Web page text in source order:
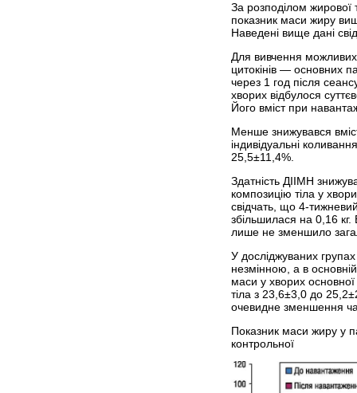
За розподілом жирової
показник маси жиру
Наведені вище дані
Для вивчення можливих
цитокінів — основних
через 1 год після
хворих відбулося
Його вміст при
Менше знижувався
індивідуальні
25,5±11,4%.
Здатність ДІІМН
композицію тіла у
свідчать, що 4-
збільшилася на 0,16
лише не зменшило
У досліджуваних
незмінною, а в
маси у хворих
тіла з 23,6±3,0 до
очевидне зменшення
Показник маси жиру у
контрольної